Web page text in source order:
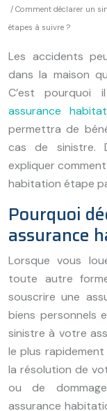
/ Comment déclarer un
étapes à suivre ?
Les accidents
dans la maison
C’est
assurance
permettra de
cas de sinistre.
expliquer
habitation étape
Pourquoi
assurance
Lorsque vous
toute autre
souscrire une
biens personnels
sinistre à votre
le plus
la résolution de
ou de
assurance